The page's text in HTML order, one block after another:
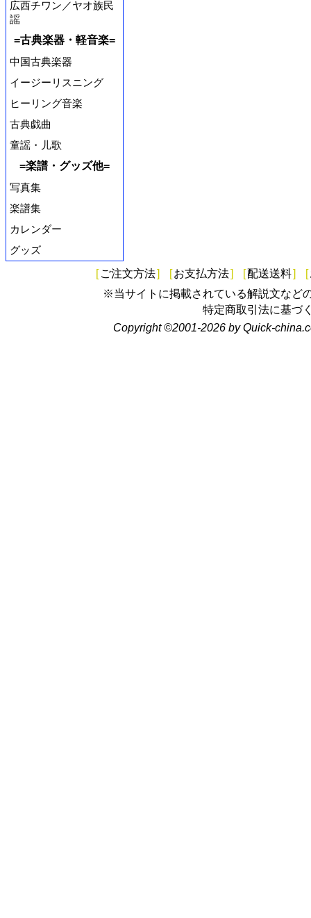
広西チワン／ヤオ族民
謡
=古典楽器・軽音楽=
中国古典楽器
イージーリスニング
ヒーリング音楽
古典戯曲
童謡・儿歌
=楽譜・グッズ他=
写真集
楽譜集
カレンダー
グッズ
[ ご注文方法] [お支払方法] [配送送料] [
※当サイトに掲載されている解説文など
特定商取引法に基づ
Copyright ©2001-2026 by Quick-